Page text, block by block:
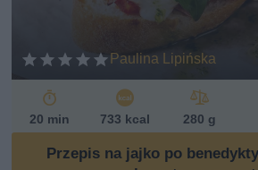
Paulina Lipińska
20 min 733 kcal 280 g
Przepis na jajko po